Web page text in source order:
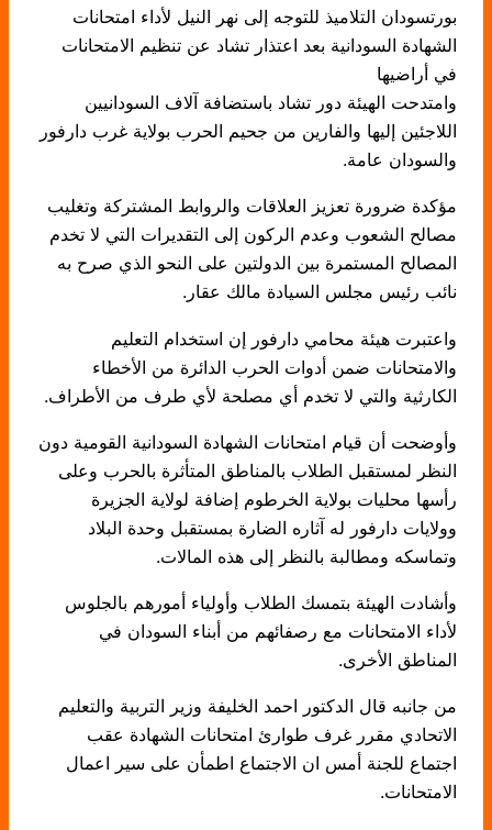
بورتسودان التلاميذ للتوجه إلى نهر النيل لأداء امتحانات
الشهادة السودانية بعد اعتذار تشاد عن تنظيم الامتحانات
في أراضيها
وامتدحت الهيئة دور تشاد باستضافة آلاف السودانيين
اللاجئين إليها والفارين من جحيم الحرب بولاية غرب دارفور
والسودان عامة.
مؤكدة ضرورة تعزيز العلاقات والروابط المشتركة وتغليب
مصالح الشعوب وعدم الركون إلى التقديرات التي لا تخدم
المصالح المستمرة بين الدولتين على النحو الذي صرح به
نائب رئيس مجلس السيادة مالك عقار.
واعتبرت هيئة محامي دارفور إن استخدام التعليم
والامتحانات ضمن أدوات الحرب الدائرة من الأخطاء
الكارثية والتي لا تخدم أي مصلحة لأي طرف من الأطراف.
وأوضحت أن قيام امتحانات الشهادة السودانية القومية دون
النظر لمستقبل الطلاب بالمناطق المتأثرة بالحرب وعلى
رأسها محليات بولاية الخرطوم إضافة لولاية الجزيرة
وولايات دارفور له آثاره الضارة بمستقبل وحدة البلاد
وتماسكه ومطالبة بالنظر إلى هذه المالات.
وأشادت الهيئة بتمسك الطلاب وأولياء أمورهم بالجلوس
لأداء الامتحانات مع رصفائهم من أبناء السودان في
المناطق الأخرى.
من جانبه قال الدكتور احمد الخليفة وزير التربية والتعليم
الاتحادي مقرر غرف طوارئ امتحانات الشهادة عقب
اجتماع للجنة أمس ان الاجتماع اطمأن على سير اعمال
الامتحانات.